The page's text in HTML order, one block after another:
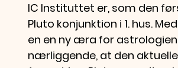
IC Instituttet er, som den
Pluto konjunktion i 1. hus.
en en ny æra for
nærliggende, at den